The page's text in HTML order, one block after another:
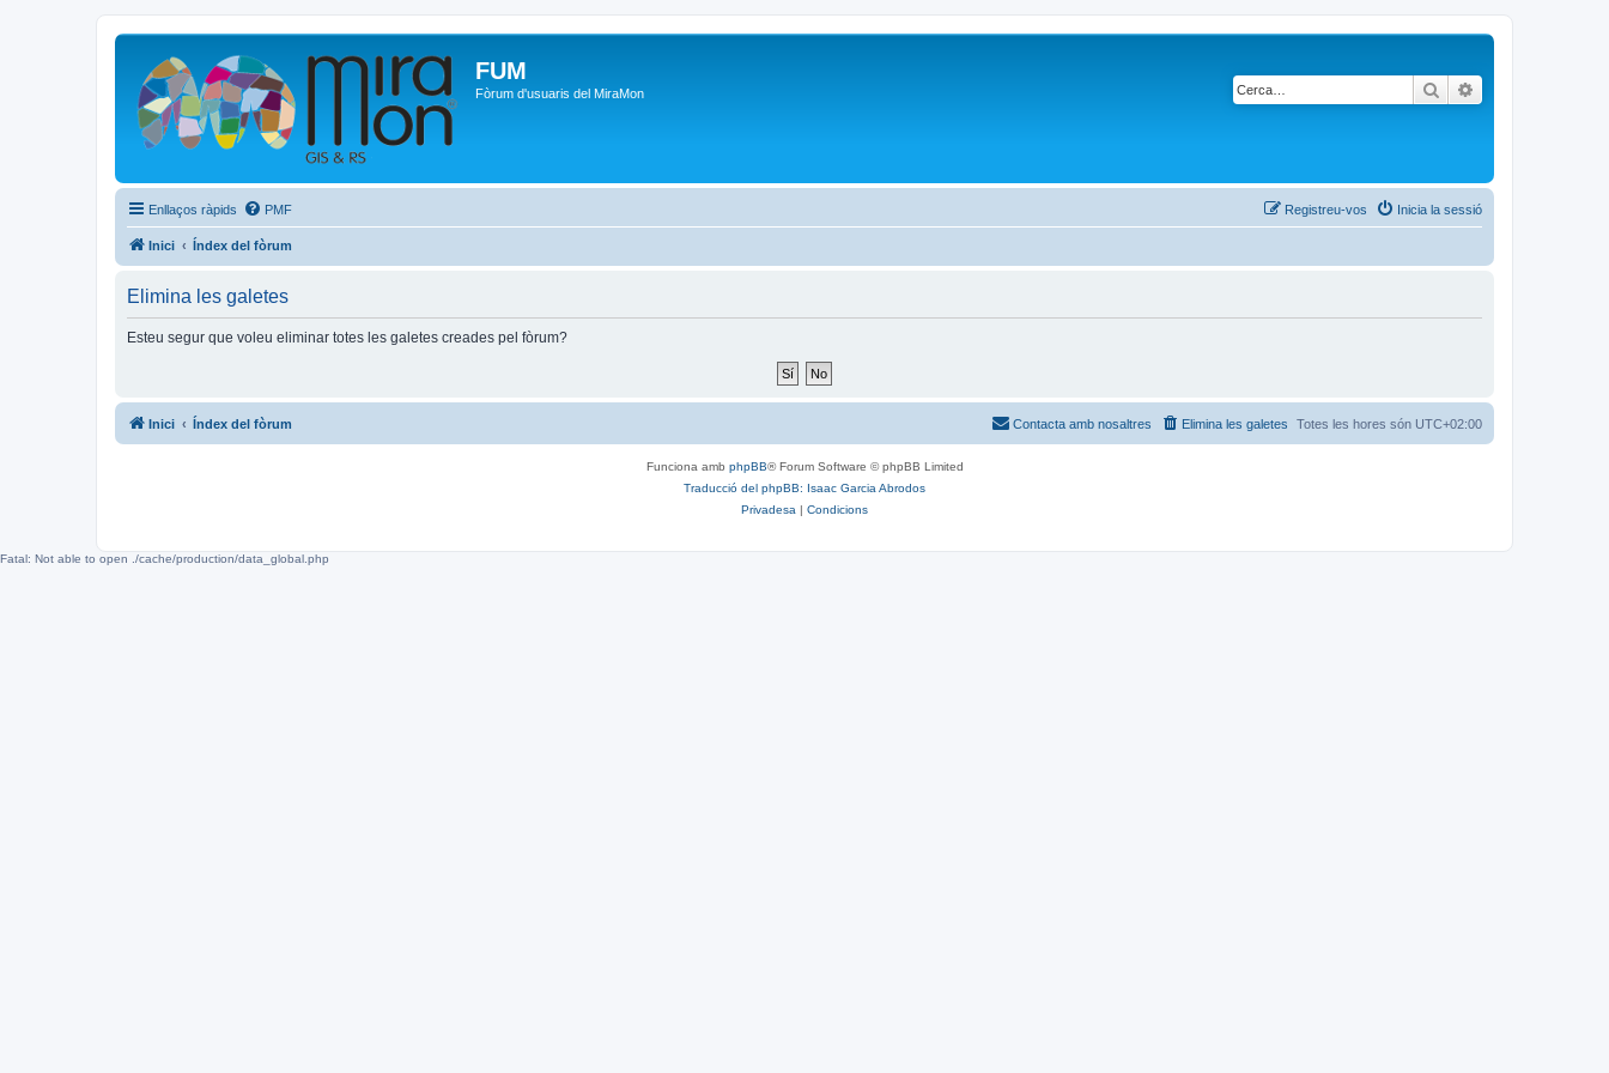
FUM
Fòrum d'usuaris del MiraMon Cerca
Enllaços ràpids PMF Inicia la sessió
Registreu-vos
Inici Índex del fòrum
Elimina les galetes
Esteu segur que voleu eliminar totes les galetes creades pel fòrum?
Inici Índex del fòrum Totes les hores són UTC+02:00
Elimina les galetes
Contacta amb nosaltres
Funciona amb phpBB® Forum Software © phpBB Limited
Traducció del phpBB: Isaac Garcia Abrodos
Privadesa | Condicions
Fatal: Not able to open ./cache/production/data_global.php